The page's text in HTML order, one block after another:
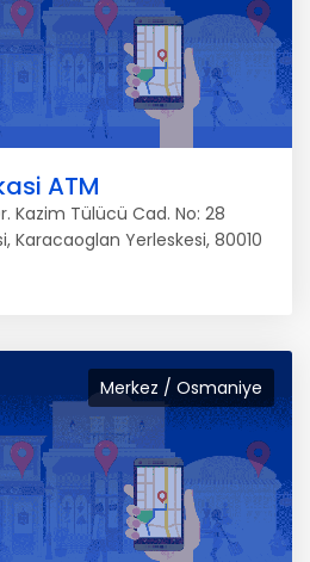
ATM
Kazim Tülücü Cad. No: 28
Karacaoglan Yerleskesi, 80010
Merkez / Osmaniye